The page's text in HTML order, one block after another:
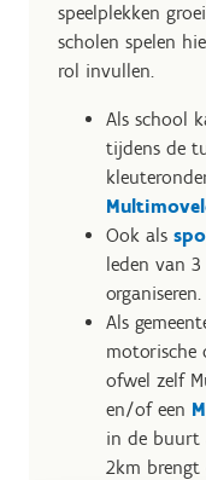
speelplekken
scholen spelen
rol invullen.
Als school
tijdens de
Ook als
leden van
organiseren.
Als
motorische
ofwel zelf
en/of een
in de buurt
2km brengt